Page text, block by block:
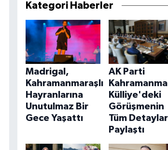
Kategori Haberler
Madrigal,
Kahramanmaraşlı
Hayranlarına
Unutulmaz Bir
Gece Yaşattı
AK Parti
Külliye'deki
Görüşmenin
Tüm
Paylaştı